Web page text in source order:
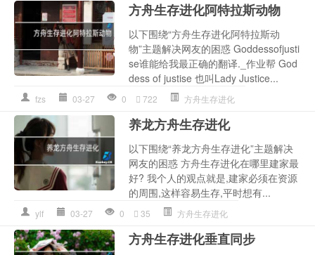
方舟生存进化阿特拉斯动物
以下围绕“方舟生存进化阿特拉斯动
物”主题解决网友的困惑 Goddessofjusti
se谁能给我最正确的翻译._作业帮 God
dess of justise 也叫Lady Justice...
fzs 03-27 0 722 方舟生存进化
养龙方舟生存进化
以下围绕“养龙方舟生存进化”主题解决
网友的困惑 方舟生存进化在哪里建家最
好? 我个人的观点就是,建家必须在资源
的周围,这样容易生存,平时想有...
ylf 03-27 0 35 方舟生存进化
方舟生存进化垂直同步